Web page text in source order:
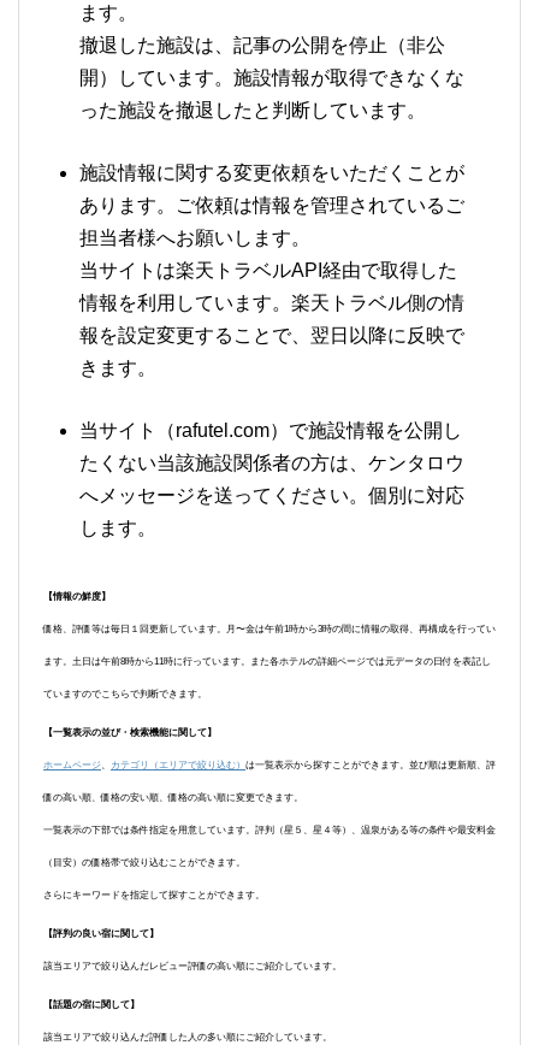
ます。
撤退した施設は、記事の公開を停止（非公
開）しています。施設情報が取得できなくな
った施設を撤退したと判断しています。
施設情報に関する変更依頼をいただくことが
あります。ご依頼は情報を管理されているご
担当者様へお願いします。
当サイトは楽天トラベルAPI経由で取得した
情報を利用しています。楽天トラベル側の情
報を設定変更することで、翌日以降に反映で
きます。
当サイト（rafutel.com）で施設情報を公開し
たくない当該施設関係者の方は、ケンタロウ
へメッセージを送ってください。個別に対応
します。
【情報の鮮度】
価格、評価等は毎日１回更新しています。月〜金は午前1時から3時の間に情報の取得、再構成を行ってい
ます。土日は午前8時から11時に行っています。また各ホテルの詳細ページでは元データの日付を表記し
ていますのでこちらで判断できます。
【一覧表示の並び・検索機能に関して】
ホームページ カテゴリ（エリアで絞り込む） は一覧表示から探すことができます。並び順は更新順、評
価の高い順、価格の安い順、価格の高い順に変更できます。
一覧表示の下部では条件指定を用意しています。評判（星５、星４等）、温泉がある等の条件や最安料金
（目安）の価格帯で絞り込むことができます。
さらにキーワードを指定して探すことができます。
【評判の良い宿に関して】
該当エリアで絞り込んだレビュー評価の高い順にご紹介しています。
【話題の宿に関して】
該当エリアで絞り込んだ評価した人の多い順にご紹介しています。